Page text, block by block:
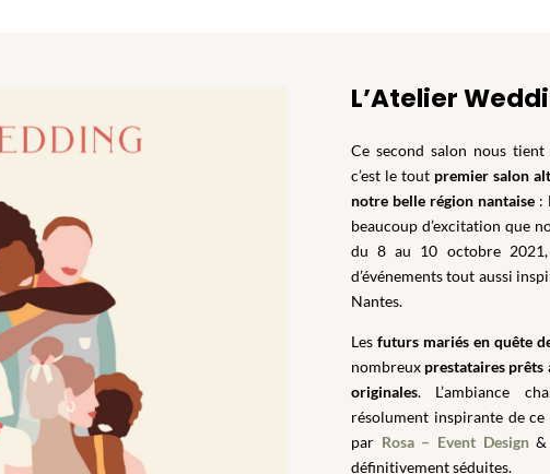
L’Atelier
Ce second salon nous
c’est le tout premier salon
notre belle région nantaise :
beaucoup d’excitation que
du 8 au 10 octobre
d’événements tout aussi
Nantes.
Les futurs mariés en quête
nombreux prestataires prêts
originales. L’ambiance
résolument inspirante de
par Rosa – Event Design&
définitivement séduites.